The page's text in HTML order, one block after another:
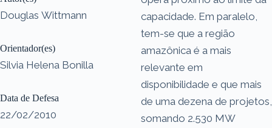
Douglas Wittmann
Orientador(es)
Silvia Helena Bonilla
Data de Defesa
22/02/2010
capacidade. Em paralelo,
tem-se que a região
amazônica é a mais
relevante em
disponibilidade e que mais
de uma dezena de projetos,
somando 2.530 MW